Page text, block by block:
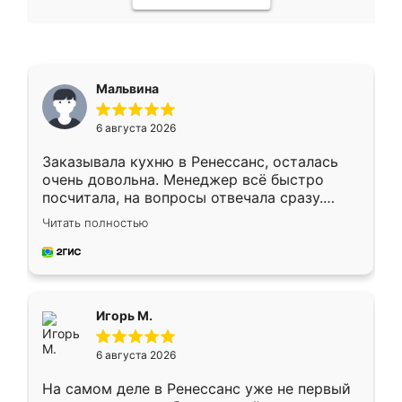
Мальвина
6 августа 2026
Заказывала кухню в Ренессанс, осталась
очень довольна. Менеджер всё быстро
посчитала, на вопросы отвечала сразу.
Замерщик приехал в субботу, подошёл к
делу со всей ответственностью. Собрали
за день, ребята работали аккуратно, даже
Читать полностью
Игорь М.
6 августа 2026
На самом деле в Ренессанс уже не первый